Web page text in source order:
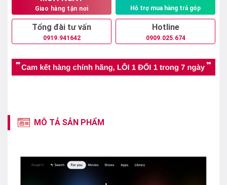
Giao hàng tận nơi Hỗ trợ mua hàng trả góp
Tổng đài tư vấn
0919.941642
Hotline
0909.025.674
MÔ TẢ SẢN PHẨM